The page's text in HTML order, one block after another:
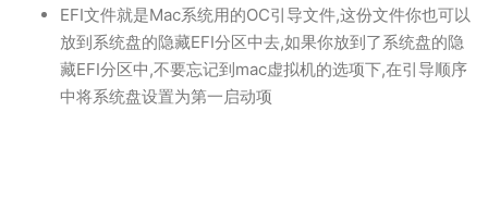
EFI文件就是Mac系统用的OC引导文件,这份文件你也可以
放到系统盘的隐藏EFI分区中去,如果你放到了系统盘的隐
藏EFI分区中,不要忘记到mac虚拟机的选项下,在引导顺序
中将系统盘设置为第一启动项